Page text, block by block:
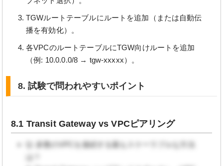
TGWルートテーブルにルートを追加（または自動伝
播を有効化）。
各VPCのルートテーブルにTGW向けルートを追加
（例: 10.0.0.0/8 → tgw-xxxxx）。
8. 試験で問われやすいポイント
8.1 Transit Gateway vs VPCピアリング
Q: 多数のVPCを接続する最もスケーラブルな方法